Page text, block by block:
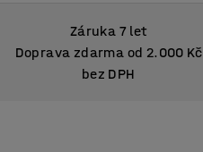
Záruka 7 let
Doprava zdarma od 2.000 Kč
bez DPH